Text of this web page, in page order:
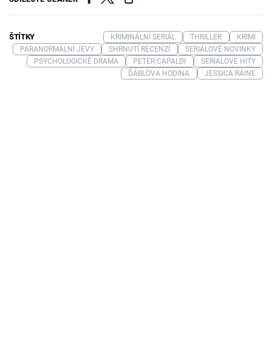
ŠTÍTKY KRIMINÁLNÍ SERIÁL THRILLER
KRIMI
PARANORMÁLNÍ JEVY
SHRNUTÍ RECENZÍ
SERIÁLOVÉ NOVINKY
PSYCHOLOGICKÉ DRAMA
PETER CAPALDI
SERIÁLOVÉ HITY
ĎÁBLOVA HODINA
JESSICA RAINE